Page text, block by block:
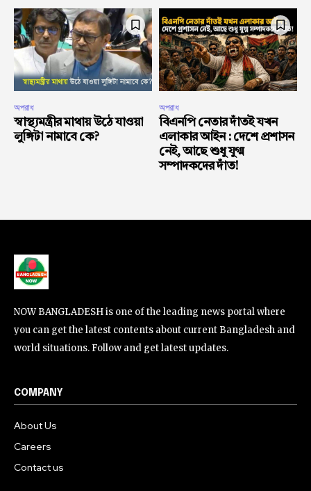
অপরাধ
স্বাস্থ্যমন্ত্রীর মাথায় উঠে যাওয়া
লুঙ্গিটা নামাবে কে?
অপরাধ
বিএনপি নেতার দাঁতই যখন
এলাকার আইন : দেশে প্রশাসন
নেই, আছে শুধু যুগ্ম
সম্পাদকদের দাঁত!
NOW BANGLADESH is one of the leading news portal where
you can get the latest contents about current Bangladesh and
world situations. Follow and get latest updates.
COMPANY
About Us
Careers
Contact us